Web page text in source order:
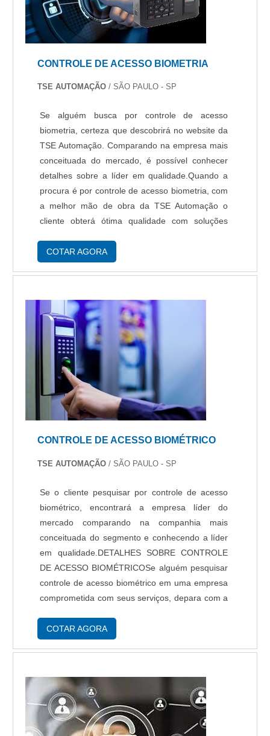
CONTROLE DE ACESSO BIOMETRIA
TSE AUTOMAÇÃO/ SÃO PAULO - SP
Se alguém busca por controle de acesso
biometria, certeza que descobrirá no website da
TSE Automação. Comparando na empresa mais
conceituada do mercado, é possível conhecer
detalhes sobre a líder em qualidade.Quando a
procura é por controle de acesso biometria, com
a melhor mão de obra da TSE Automação o
cliente obterá ótima qualidade com soluções
baseado em microcomputadores.MAIS
COTAR AGORA
CONTROLE DE ACESSO BIOMÉTRICO
TSE AUTOMAÇÃO/ SÃO PAULO - SP
Se o cliente pesquisar por controle de acesso
biométrico, encontrará a empresa líder do
mercado comparando na companhia mais
conceituada do segmento e conhecendo a líder
em qualidade.DETALHES SOBRE CONTROLE
DE ACESSO BIOMÉTRICOSe alguém pesquisar
controle de acesso biométrico em uma empresa
comprometida com seus serviços, depara com a
serviço de manutenção de catraca de acesso e
assistência técnic...
COTAR AGORA